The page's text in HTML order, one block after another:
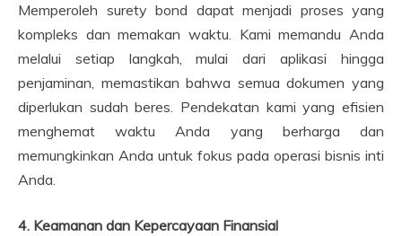
Memperoleh surety bond dapat menjadi proses yang
kompleks dan memakan waktu. Kami memandu Anda
melalui setiap langkah, mulai dari aplikasi hingga
penjaminan, memastikan bahwa semua dokumen yang
diperlukan sudah beres. Pendekatan kami yang efisien
menghemat waktu Anda yang berharga dan
memungkinkan Anda untuk fokus pada operasi bisnis inti
Anda.
4. Keamanan dan Kepercayaan Finansial